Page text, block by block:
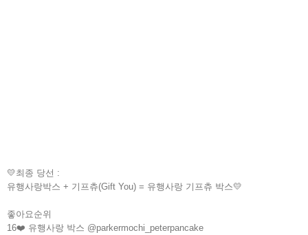
💛최종 당선 :
유행사랑박스 + 기프츄(Gift You) = 유행사랑 기프츄 박스💛⠀
좋아요순위
16❤️ 유행사랑 박스 @parkermochi_peterpancake